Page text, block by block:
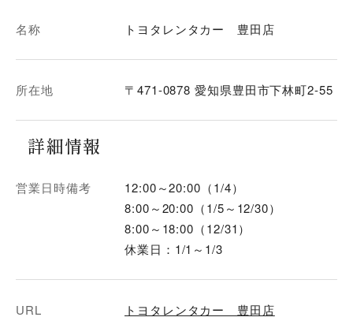
名称 トヨタレンタカー 豊田店
所在地 〒471-0878 愛知県豊田市下林町2-55
詳細情報
営業日時備考
12:00～20:00（1/4）
8:00～20:00（1/5～12/30）
8:00～18:00（12/31）
休業日：1/1～1/3
URL トヨタレンタカー 豊田店